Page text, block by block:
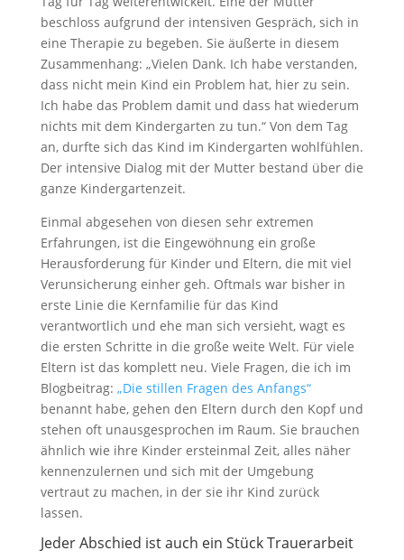
beschloss aufgrund der intensiven Gespräch, sich in
eine Therapie zu begeben. Sie äußerte in diesem
Zusammenhang: „Vielen Dank. Ich habe verstanden,
dass nicht mein Kind ein Problem hat, hier zu sein.
Ich habe das Problem damit und dass hat wiederum
nichts mit dem Kindergarten zu tun.“ Von dem Tag
an, durfte sich das Kind im Kindergarten wohlfühlen.
Der intensive Dialog mit der Mutter bestand über die
ganze Kindergartenzeit.
Einmal abgesehen von diesen sehr extremen
Erfahrungen, ist die Eingewöhnung ein große
Herausforderung für Kinder und Eltern, die mit viel
Verunsicherung einher geh. Oftmals war bisher in
erste Linie die Kernfamilie für das Kind
verantwortlich und ehe man sich versieht, wagt es
die ersten Schritte in die große weite Welt. Für viele
Eltern ist das komplett neu. Viele Fragen, die ich im
Blogbeitrag: „Die stillen Fragen des Anfangs“
benannt habe, gehen den Eltern durch den Kopf und
stehen oft unausgesprochen im Raum. Sie brauchen
ähnlich wie ihre Kinder ersteinmal Zeit, alles näher
kennenzulernen und sich mit der Umgebung
vertraut zu machen, in der sie ihr Kind zurück
lassen.
Jeder Abschied ist auch ein Stück Trauerarbeit